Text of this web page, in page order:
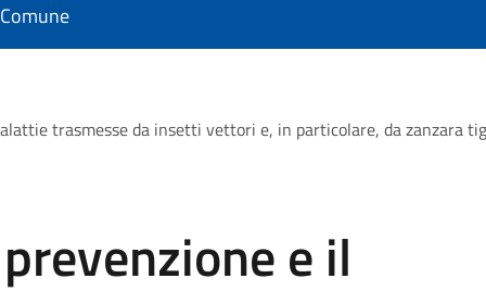
trasmesse da insetti vettori e, in particolare, da zanzara
e il